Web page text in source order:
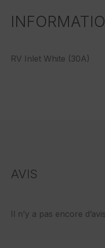
RV Inlet White (30A)
AVIS
Il n’y a pas encore